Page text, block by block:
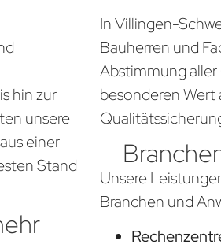
hin zur
unsere
einer
Stand
In Villingen-
Bauherren und
Abstimmung aller
besonderen Wert
Unsere
Branchen und